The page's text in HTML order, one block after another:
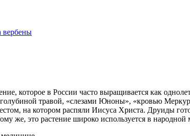
вербены
которое в России часто выращивается как
травой, «слезами Юноны», «кровью
на котором распяли Иисуса Христа. Друиды
же, это растение широко используется в народной